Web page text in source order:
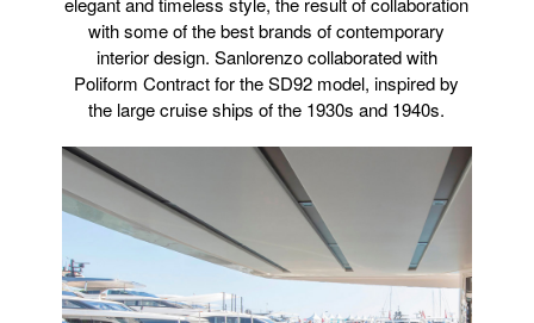
with some of the best brands of contemporary
interior design. Sanlorenzo collaborated with
Poliform Contract for the SD92 model, inspired by
the large cruise ships of the 1930s and 1940s.